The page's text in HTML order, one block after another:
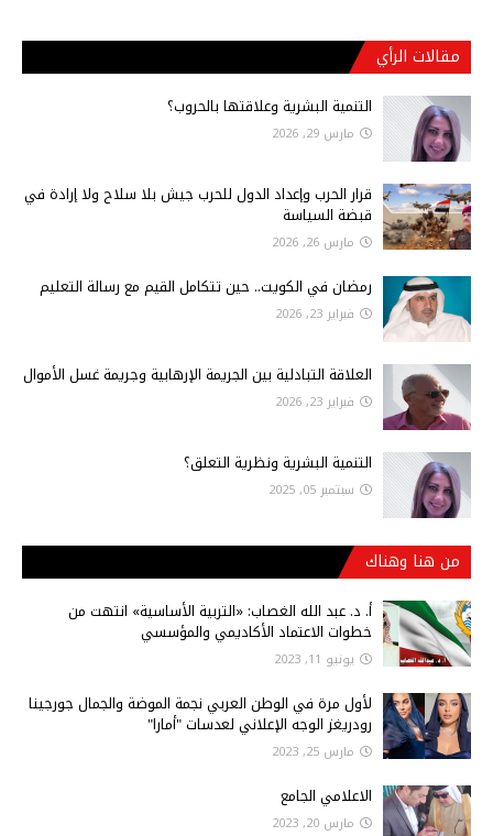
مقالات الرأي
التنمية البشرية وعلاقتها بالحروب؟
مارس 29, 2026
قرار الحرب وإعداد الدول للحرب جيش بلا سلاح ولا إرادة في
قبضة السياسة
مارس 26, 2026
رمضان في الكويت.. حين تتكامل القيم مع رسالة التعليم
فبراير 23, 2026
العلاقة التبادلية بين الجريمة الإرهابية وجريمة غسل الأموال
فبراير 23, 2026
التنمية البشرية ونظرية التعلق؟
سبتمبر 05, 2025
من هنا وهناك
أ‌. د. عبد الله الغصاب: «التربية الأساسية» انتهت من
خطوات الاعتماد الأكاديمي والمؤسسي
يونيو 11, 2023
لأول مرة في الوطن العربي نجمة الموضة والجمال جورجينا
رودريغز الوجه الإعلاني لعدسات "أمارا"
مارس 25, 2023
الاعلامي الجامع
مارس 20, 2023